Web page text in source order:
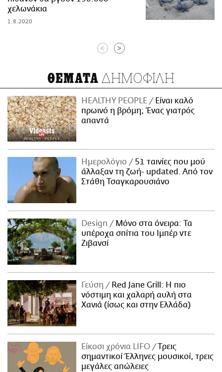
χελωνάκια
1.8.2020
< >
ΘΕΜΑΤΑ ΔΗΜΟΦΙΛΗ
HEALTHY PEOPLE
Είναι καλό
πρωινό η βρόμη; Ένας γιατρός
απαντά
Ημερολόγιο
51 ταινίες που μού
άλλαξαν τη ζωή- updated. Aπό τον
Στάθη Τσαγκαρουσιάνο
Design
Μόνο στα όνειρα: Τα
υπέροχα σπίτια του Ιμπέρ ντε
Ζιβανσί
Γεύση
Red Jane Grill: Η πιο
νόστιμη και χαλαρή αυλή στα
Χανιά (ίσως και στην Ελλάδα)
Είκοσι χρόνια LIFO
Tρεις
σημαντικοί Έλληνες μουσικοί, τρεις
μεγάλες απώλειες